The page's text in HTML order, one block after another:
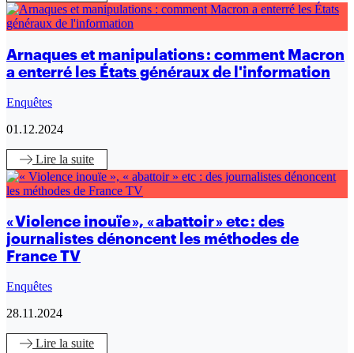
Arnaques et manipulations : comment Macron
a enterré les États généraux de l'information
Enquêtes
01.12.2024
Lire la suite
« Violence inouïe », « abattoir » etc : des
journalistes dénoncent les méthodes de
France TV
Enquêtes
28.11.2024
Lire la suite